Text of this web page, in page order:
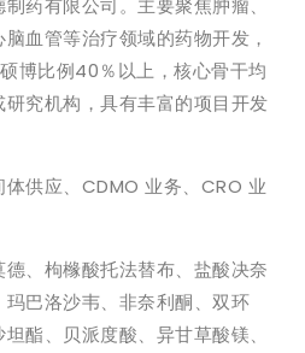
药有限公司。主要聚焦肿瘤、
血管等治疗领域的药物开发，
博比例40％以上，核心骨干均
究机构，具有丰富的项目开发
体供应、CDMO 业务、CRO 业
德、枸橼酸托法替布、盐酸决奈
巴洛沙韦、非奈利酮、双环
酯、贝派度酸、异甘草酸镁、